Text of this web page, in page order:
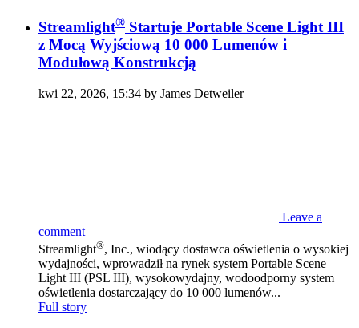
Streamlight® Startuje Portable Scene Light III
z Mocą Wyjściową 10 000 Lumenów i
Modułową Konstrukcją
kwi 22, 2026, 15:34 by James Detweiler
Leave a
comment
Streamlight®, Inc., wiodący dostawca oświetlenia o wysokiej
wydajności, wprowadził na rynek system Portable Scene
Light III (PSL III), wysokowydajny, wodoodporny system
oświetlenia dostarczający do 10 000 lumenów...
Full story